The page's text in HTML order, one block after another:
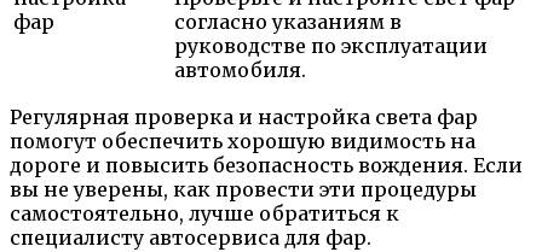
фар
согласно указаниям в
руководстве по эксплуатации
автомобиля.
Регулярная проверка и настройка света фар
помогут обеспечить хорошую видимость на
дороге и повысить безопасность вождения. Если
вы не уверены, как провести эти процедуры
самостоятельно, лучше обратиться к
специалисту автосервиса для фар.